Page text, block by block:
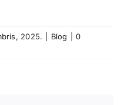
2025. Blog
0